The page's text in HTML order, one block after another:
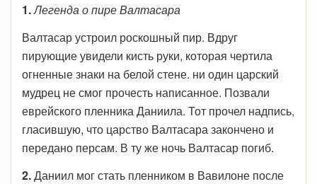
1.Легенда о пире Валтасара
Валтасар устроил роскошный пир. Вдруг
пирующие увидели кисть руки, которая чертила
огненные знаки на белой стене. ни один царский
мудрец не смог прочесть написанное. Позвали
еврейского пленника Даниила. Тот прочел надпись,
гласившую, что царство Валтасара закончено и
передано персам. В ту же ночь Валтасар погиб.
2.Даниил мог стать пленником в Вавилоне после